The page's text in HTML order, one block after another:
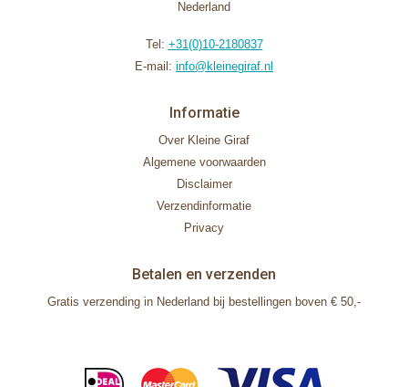
Nederland
Tel: +31(0)10-2180837
E-mail: info@kleinegiraf.nl
Informatie
Over Kleine Giraf
Algemene voorwaarden
Disclaimer
Verzendinformatie
Privacy
Betalen en verzenden
Gratis verzending in Nederland bij bestellingen boven € 50,-